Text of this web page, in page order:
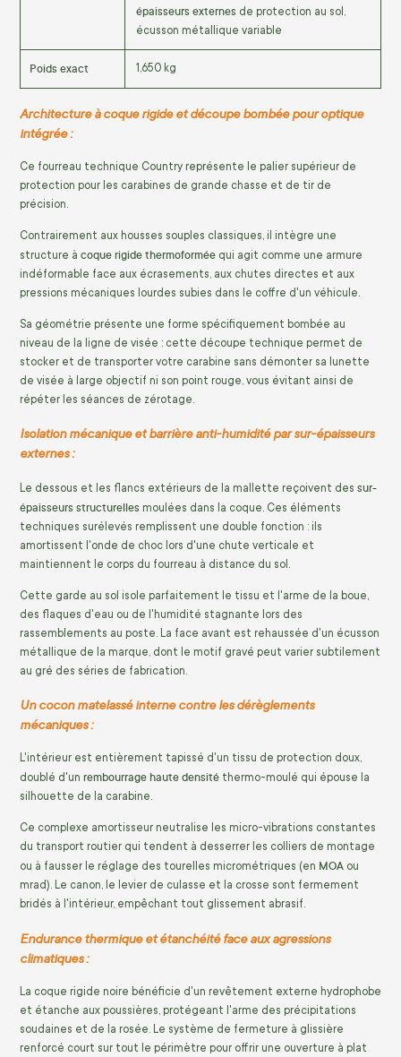
épaisseurs externes de protection au sol,
écusson métallique variable
Poids exact 1,650 kg
Architecture à coque rigide et découpe bombée pour optique
intégrée :
Ce fourreau technique Country représente le palier supérieur de
protection pour les carabines de grande chasse et de tir de
précision.
Contrairement aux housses souples classiques, il intègre une
structure à coque rigide thermoformée qui agit comme une armure
indéformable face aux écrasements, aux chutes directes et aux
pressions mécaniques lourdes subies dans le coffre d'un véhicule.
Sa géométrie présente une forme spécifiquement bombée au
niveau de la ligne de visée : cette découpe technique permet de
stocker et de transporter votre carabine sans démonter sa lunette
de visée à large objectif ni son point rouge, vous évitant ainsi de
répéter les séances de zérotage.
Isolation mécanique et barrière anti-humidité par sur-épaisseurs
externes :
Le dessous et les flancs extérieurs de la mallette reçoivent des sur-
épaisseurs structurelles moulées dans la coque. Ces éléments
techniques surélevés remplissent une double fonction : ils
amortissent l'onde de choc lors d'une chute verticale et
maintiennent le corps du fourreau à distance du sol.
Cette garde au sol isole parfaitement le tissu et l'arme de la boue,
des flaques d'eau ou de l'humidité stagnante lors des
rassemblements au poste. La face avant est rehaussée d'un écusson
métallique de la marque, dont le motif gravé peut varier subtilement
au gré des séries de fabrication.
Un cocon matelassé interne contre les dérèglements
mécaniques :
L'intérieur est entièrement tapissé d'un tissu de protection doux,
doublé d'un rembourrage haute densité thermo-moulé qui épouse la
silhouette de la carabine.
Ce complexe amortisseur neutralise les micro-vibrations constantes
du transport routier qui tendent à desserrer les colliers de montage
ou à fausser le réglage des tourelles micrométriques (en MOA ou
mrad). Le canon, le levier de culasse et la crosse sont fermement
bridés à l'intérieur, empêchant tout glissement abrasif.
Endurance thermique et étanchéité face aux agressions
climatiques :
La coque rigide noire bénéficie d'un revêtement externe hydrophobe
et étanche aux poussières, protégeant l'arme des précipitations
soudaines et de la rosée. Le système de fermeture à glissière
renforcé court sur tout le périmètre pour offrir une ouverture à plat